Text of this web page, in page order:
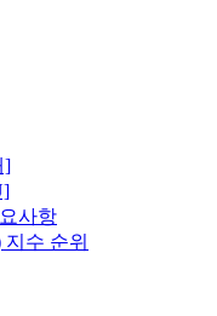
]
사항
수 순위